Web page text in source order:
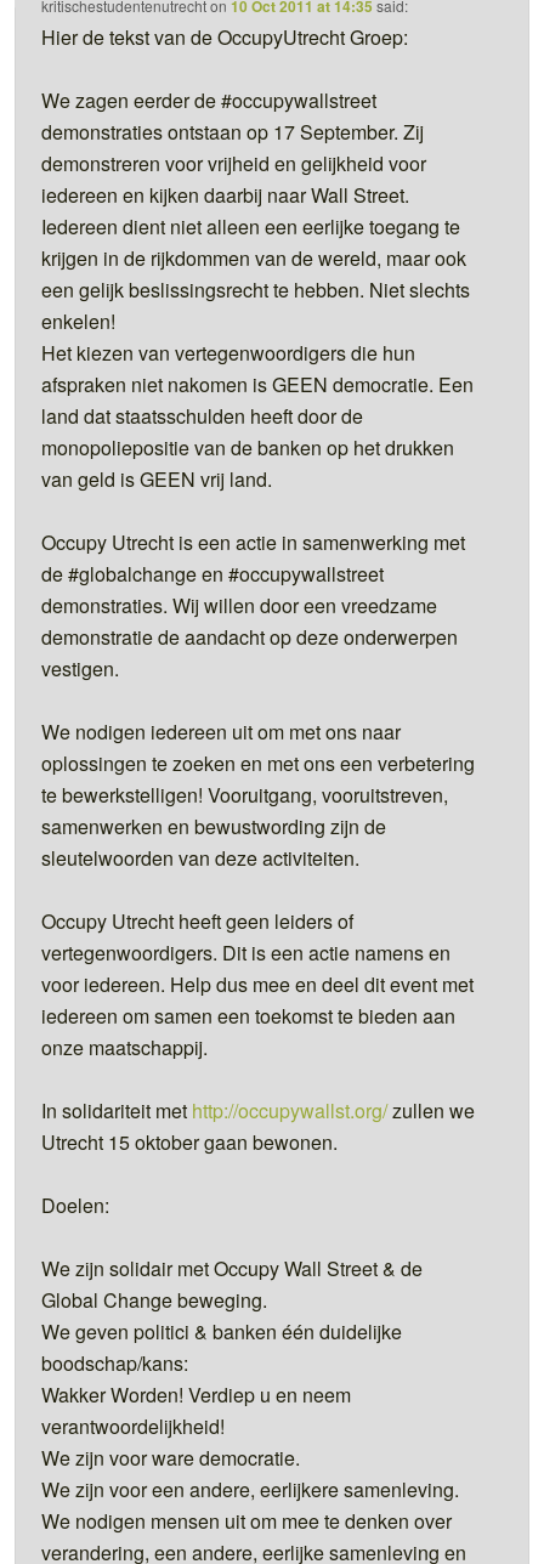
kritischestudentenutrechton10 Oct 2011 at 14:35 said:
Hier de tekst van de OccupyUtrecht Groep:
We zagen eerder de #occupywallstreet
demonstraties ontstaan op 17 September. Zij
demonstreren voor vrijheid en gelijkheid voor
iedereen en kijken daarbij naar Wall Street.
Iedereen dient niet alleen een eerlijke toegang te
krijgen in de rijkdommen van de wereld, maar ook
een gelijk beslissingsrecht te hebben. Niet slechts
enkelen!
Het kiezen van vertegenwoordigers die hun
afspraken niet nakomen is GEEN democratie. Een
land dat staatsschulden heeft door de
monopoliepositie van de banken op het drukken
van geld is GEEN vrij land.
Occupy Utrecht is een actie in samenwerking met
de #globalchange en #occupywallstreet
demonstraties. Wij willen door een vreedzame
demonstratie de aandacht op deze onderwerpen
vestigen.
We nodigen iedereen uit om met ons naar
oplossingen te zoeken en met ons een verbetering
te bewerkstelligen! Vooruitgang, vooruitstreven,
samenwerken en bewustwording zijn de
sleutelwoorden van deze activiteiten.
Occupy Utrecht heeft geen leiders of
vertegenwoordigers. Dit is een actie namens en
voor iedereen. Help dus mee en deel dit event met
iedereen om samen een toekomst te bieden aan
onze maatschappij.
In solidariteit met http://occupywallst.org/zullen we
Utrecht 15 oktober gaan bewonen.
Doelen:
We zijn solidair met Occupy Wall Street & de
Global Change beweging.
We geven politici & banken één duidelijke
boodschap/kans:
Wakker Worden! Verdiep u en neem
verantwoordelijkheid!
We zijn voor ware democratie.
We zijn voor een andere, eerlijkere samenleving.
We nodigen mensen uit om mee te denken over
verandering, een andere, eerlijke samenleving en